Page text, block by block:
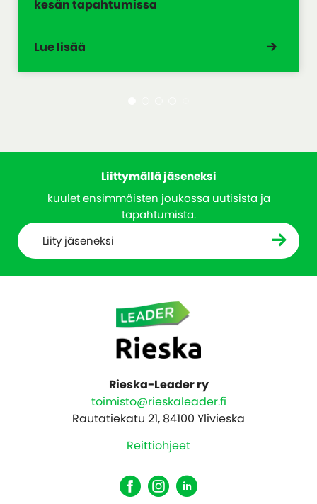
kesän tapahtumissa
Lue lisää
Liittymällä jäseneksi
kuulet ensimmäisten joukossa uutisista ja
tapahtumista.
Liity jäseneksi
Rieska-Leader ry
toimisto@rieskaleader.fi
Rautatiekatu 21, 84100 Ylivieska
Reittiohjeet